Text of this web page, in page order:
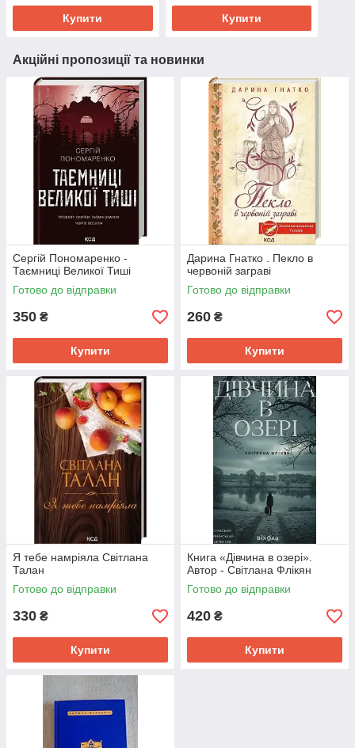
Купити Купити
Акційні пропозиції та новинки
Сергій Пономаренко -
Таємниці Великої Тиші
Готово до відправки
350 ₴
Купити
Дарина Гнатко . Пекло в
червоній заграві
Готово до відправки
260 ₴
Купити
Я тебе намріяла Світлана
Талан
Готово до відправки
330 ₴
Купити
Книга «Дівчина в озері».
Автор - Світлана Флікян
Готово до відправки
420 ₴
Купити